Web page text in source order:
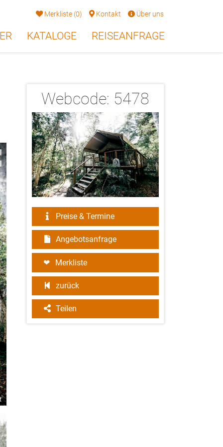
Merkliste (0) Kontakt Über uns
KATALOGE REISEANFRAGE
Webcode: 5478
Preise & Termine
Angebotsanfrage
Merkliste
zurück
Teilen
2/16